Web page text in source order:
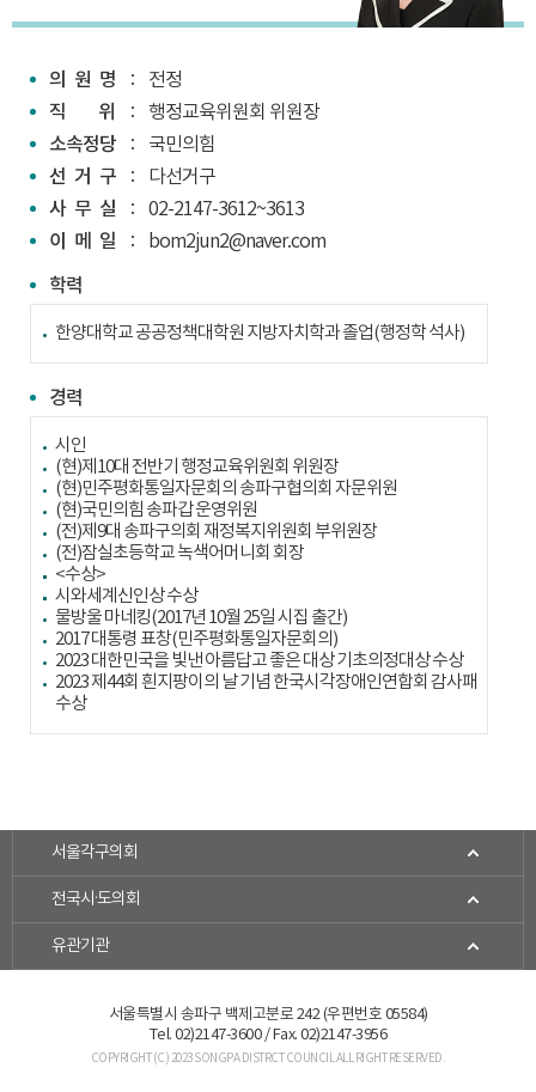
의원명
전정
직위 행정교육위원회 위원장
소속정당
국민의힘
선거구
다선거구
사무실
02-2147-3612~3613
이메일
bom2jun2@naver.com
학력
한양대학교 공공정책대학원 지방자치학과 졸업(행정학 석사)
경력
시인
(현)제10대 전반기 행정교육위원회 위원장
(현)민주평화통일자문회의 송파구협의회 자문위원
(현)국민의힘 송파갑 운영위원
(전)제9대 송파구의회 재정복지위원회 부위원장
(전)잠실초등학교 녹색어머니회 회장
<수상>
시와세계신인상 수상
물방울 마네킹(2017년 10월 25일 시집 출간)
2017 대통령 표창(민주평화통일자문회의)
2023 대한민국을 빛낸 아름답고 좋은 대상 기초의정대상 수상
2023 제44회 흰지팡이의 날 기념 한국시각장애인연합회 감사패
수상
서울각구의회
전국시·도의회
유관기관
서울특별시 송파구 백제고분로 242 (우편번호 05584)
Tel. 02)2147-3600 / Fax. 02)2147-3956
COPYRIGHT (C) 2023 SONGPA DISTRCT COUNCIL ALL RIGHT RESERVED.